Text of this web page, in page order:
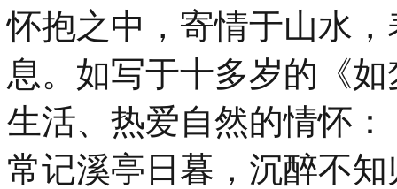
怀抱之中，寄情于山水
息。如写于十多岁的《
生活、热爱自然的情怀：
常记溪亭日暮，沉醉不